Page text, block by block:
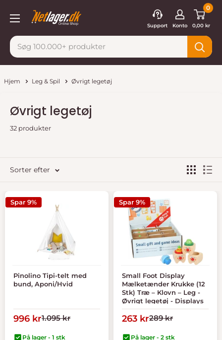
Netlager
Support Konto
0
0,00 kr
Hjem Leg & Spil Øvrigt legetøj
Øvrigt legetøj
32 produkter
Sorter efter
Spar 9%
Pinolino Tipi-telt med
bund, Aponi/Hvid
Tilbudspris
996 krNormal
1.095 kr
På lager - 1 stk
Spar 9%
Small Foot Display
Mælketænder Krukke (12
Stk) Træ – Klovn – Leg -
Øvrigt legetøj - Displays
Tilbudspris
263 krNormal
289 kr
På lager - 2 stk